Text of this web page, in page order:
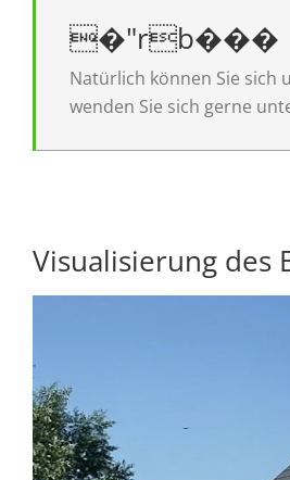
�"rb���
Natürlich können Sie sich
wenden Sie sich gerne
Visualisierung des